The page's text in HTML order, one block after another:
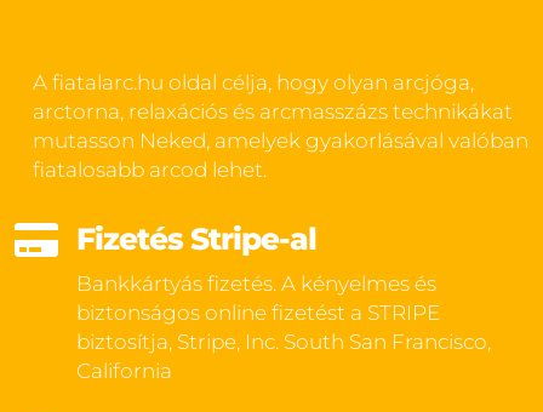
A fiatalarc.hu oldal célja, hogy olyan arcjóga,
arctorna, relaxációs és arcmasszázs technikákat
mutasson Neked, amelyek gyakorlásával valóban
fiatalosabb arcod lehet.
 Fizetés Stripe-al
Bankkártyás fizetés. A kényelmes és
biztonságos online fizetést a STRIPE
biztosítja, Stripe, Inc. South San Francisco,
California